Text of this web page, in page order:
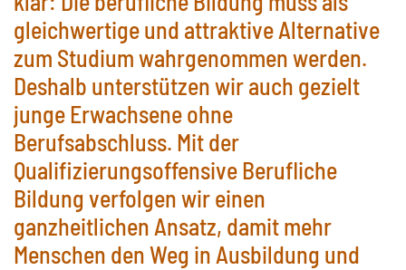
gleichwertige und attraktive Alternative
zum Studium wahrgenommen werden.
Deshalb unterstützen wir auch gezielt
junge Erwachsene ohne
Berufsabschluss. Mit der
Qualifizierungsoffensive Berufliche
Bildung verfolgen wir einen
ganzheitlichen Ansatz, damit mehr
Menschen den Weg in Ausbildung und